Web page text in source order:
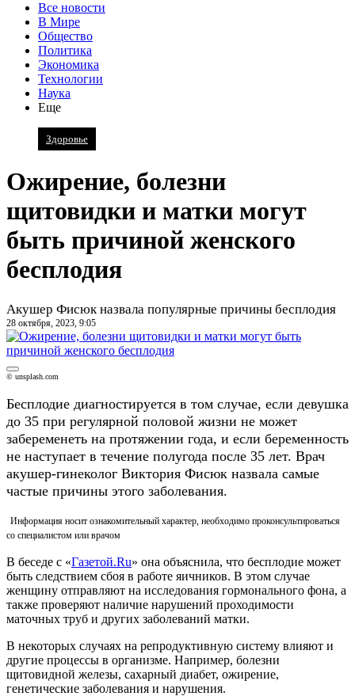
Все новости
В Мире
Общество
Политика
Экономика
Технологии
Наука
Еще
Здоровье
Ожирение, болезни
щитовидки и матки могут
быть причиной женского
бесплодия
Акушер Фисюк назвала популярные причины бесплодия
28 октября, 2023, 9:05
© unsplash.com
Бесплодие диагностируется в том случае, если девушка
до 35 при регулярной половой жизни не может
забеременеть на протяжении года, и если беременность
не наступает в течение полугода после 35 лет. Врач
акушер-гинеколог Виктория Фисюк назвала самые
частые причины этого заболевания.
Информация носит ознакомительный характер, необходимо проконсультироваться
со специалистом или врачом
В беседе с «Газетой.Ru» она объяснила, что бесплодие может
быть следствием сбоя в работе яичников. В этом случае
женщину отправляют на исследования гормонального фона, а
также проверяют наличие нарушений проходимости
маточных труб и других заболеваний матки.
В некоторых случаях на репродуктивную систему влияют и
другие процессы в организме. Например, болезни
щитовидной железы, сахарный диабет, ожирение,
генетические заболевания и нарушения.